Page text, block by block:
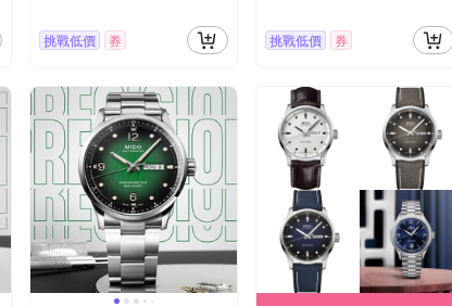
挑戰低價 券 挑戰低價 券